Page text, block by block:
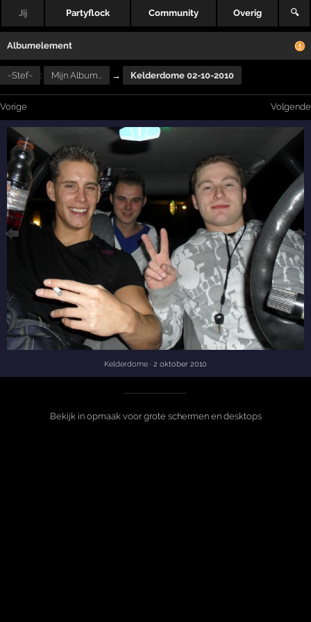
Jij Partyflock Community Overig 🔍
Albumelement
~Stef~ : Mijn Album... → Kelderdome 02-10-2010
Vorige Volgende
Kelderdome · 2 oktober 2010
Bekijk in opmaak voor grote schermen en desktops